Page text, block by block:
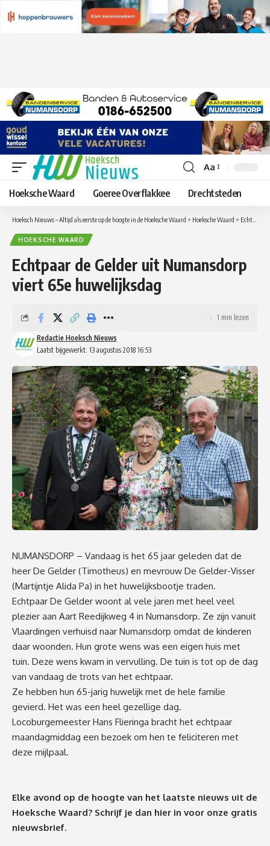
Lettergrootte
aanpassen
Aa
Hoeksche Waard Goeree Overflakkee Drechtsteden
Hoeksch Nieuws – Altijd als eerste op de hoogte in de Hoeksche Waard > Hoeksche Waard > Echtpaar de Gelder uit Numansdorp viert 65e huwelijksdag
HOEKSCHE WAARD
Echtpaar de Gelder uit Numansdorp
viert 65e huwelijksdag
Laatst bijgewerkt: 13 augustus 2018 16:53
Redactie Hoeksch Nieuws
1 min lezen
NUMANSDORP – Vandaag is het 65 jaar geleden dat de
heer De Gelder (Timotheus) en mevrouw De Gelder-Visser
(Martijntje Alida Pa) in het huwelijksbootje traden.
Echtpaar De Gelder woont al vele jaren met heel veel
plezier aan Aart Reedijkweg 4 in Numansdorp. Ze zijn vanuit
Vlaardingen verhuisd naar Numansdorp omdat de kinderen
daar woonden. Hun grote wens was een eigen huis met
tuin. Deze wens kwam in vervulling. De tuin is tot op de dag
van vandaag de trots van het echtpaar.
Ze hebben hun 65-jarig huwelijk met de hele familie
gevierd. Het was een heel gezellige dag.
Locoburgemeester Hans Flieringa bracht het echtpaar
maandagmiddag een bezoek om hen te feliciteren met
deze mijlpaal.
Elke avond op de hoogte van het laatste nieuws uit de
Hoeksche Waard? Schrijf je dan hier in voor onze gratis
nieuwsbrief.